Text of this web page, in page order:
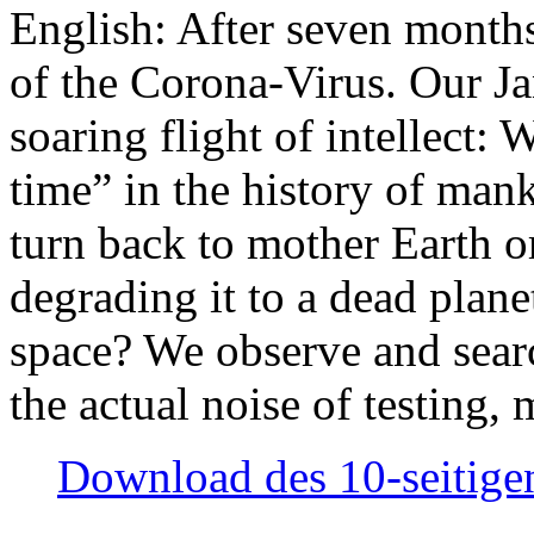
English: After seven
of the Corona-Virus. Our
soaring flight of intellect:
time” in the history of
turn back to mother Earth
degrading it to a dead
space? We observe and
the actual noise of testing,
Download des 10-